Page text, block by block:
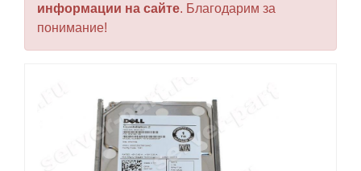
информации на сайте. Благодарим за
понимание!